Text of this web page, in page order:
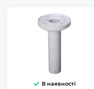
В наявності